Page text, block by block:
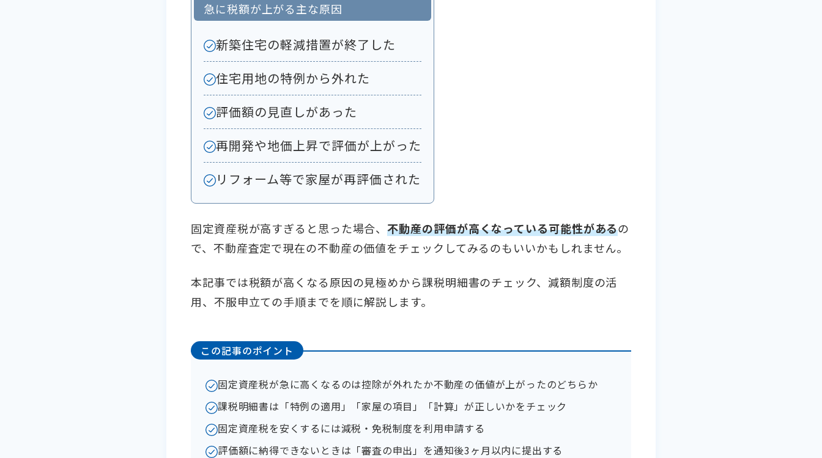
急に税額が上がる主な原因
新築住宅の軽減措置が終了した
住宅用地の特例から外れた
評価額の見直しがあった
再開発や地価上昇で評価が上がった
リフォーム等で家屋が再評価された
固定資産税が高すぎると思った場合、不動産の評価が高くなっている可能性があるの
で、不動産査定で現在の不動産の価値をチェックしてみるのもいいかもしれません。
本記事では税額が高くなる原因の見極めから課税明細書のチェック、減額制度の活
用、不服申立ての手順までを順に解説します。
この記事のポイント
固定資産税が急に高くなるのは控除が外れたか不動産の価値が上がったのどちらか
課税明細書は「特例の適用」「家屋の項目」「計算」が正しいかをチェック
固定資産税を安くするには減税・免税制度を利用申請する
評価額に納得できないときは「審査の申出」を通知後3ヶ月以内に提出する